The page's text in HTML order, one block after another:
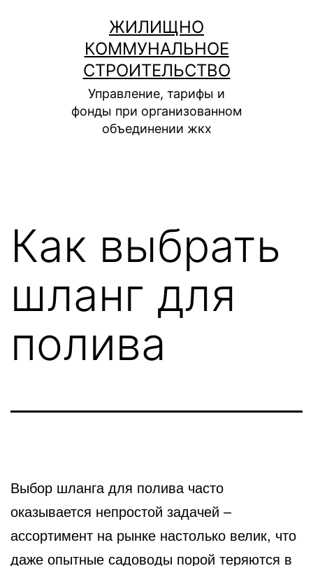
содержимому
ЖИЛИЩНО
КОММУНАЛЬНОЕ
СТРОИТЕЛЬСТВО
Управление, тарифы и
фонды при организованном
объединении жкх
Как выбрать
шланг для
полива
Выбор шланга для полива часто
оказывается непростой задачей –
ассортимент на рынке настолько велик, что
даже опытные садоводы порой теряются в